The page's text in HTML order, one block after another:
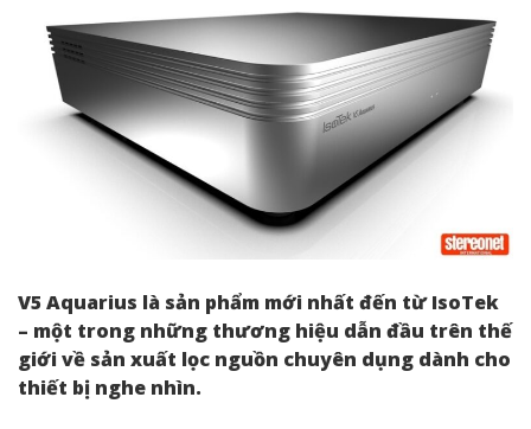
V5 Aquarius là sản phẩm mới nhất đến từ IsoTek
– một trong những thương hiệu dẫn đầu trên thế
giới về sản xuất lọc nguồn chuyên dụng dành cho
thiết bị nghe nhìn.